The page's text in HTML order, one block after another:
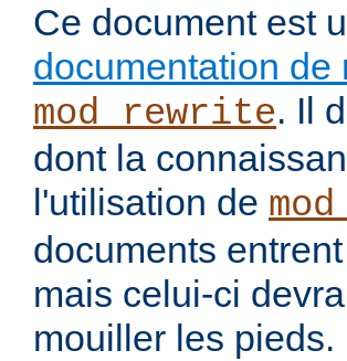
Ce document est
documentation de
mod_rewrite. Il
dont la
l'utilisation de
documents
mais celui-ci
mouiller les pieds.